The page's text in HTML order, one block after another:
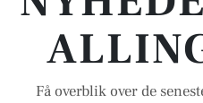
Få overblik over de